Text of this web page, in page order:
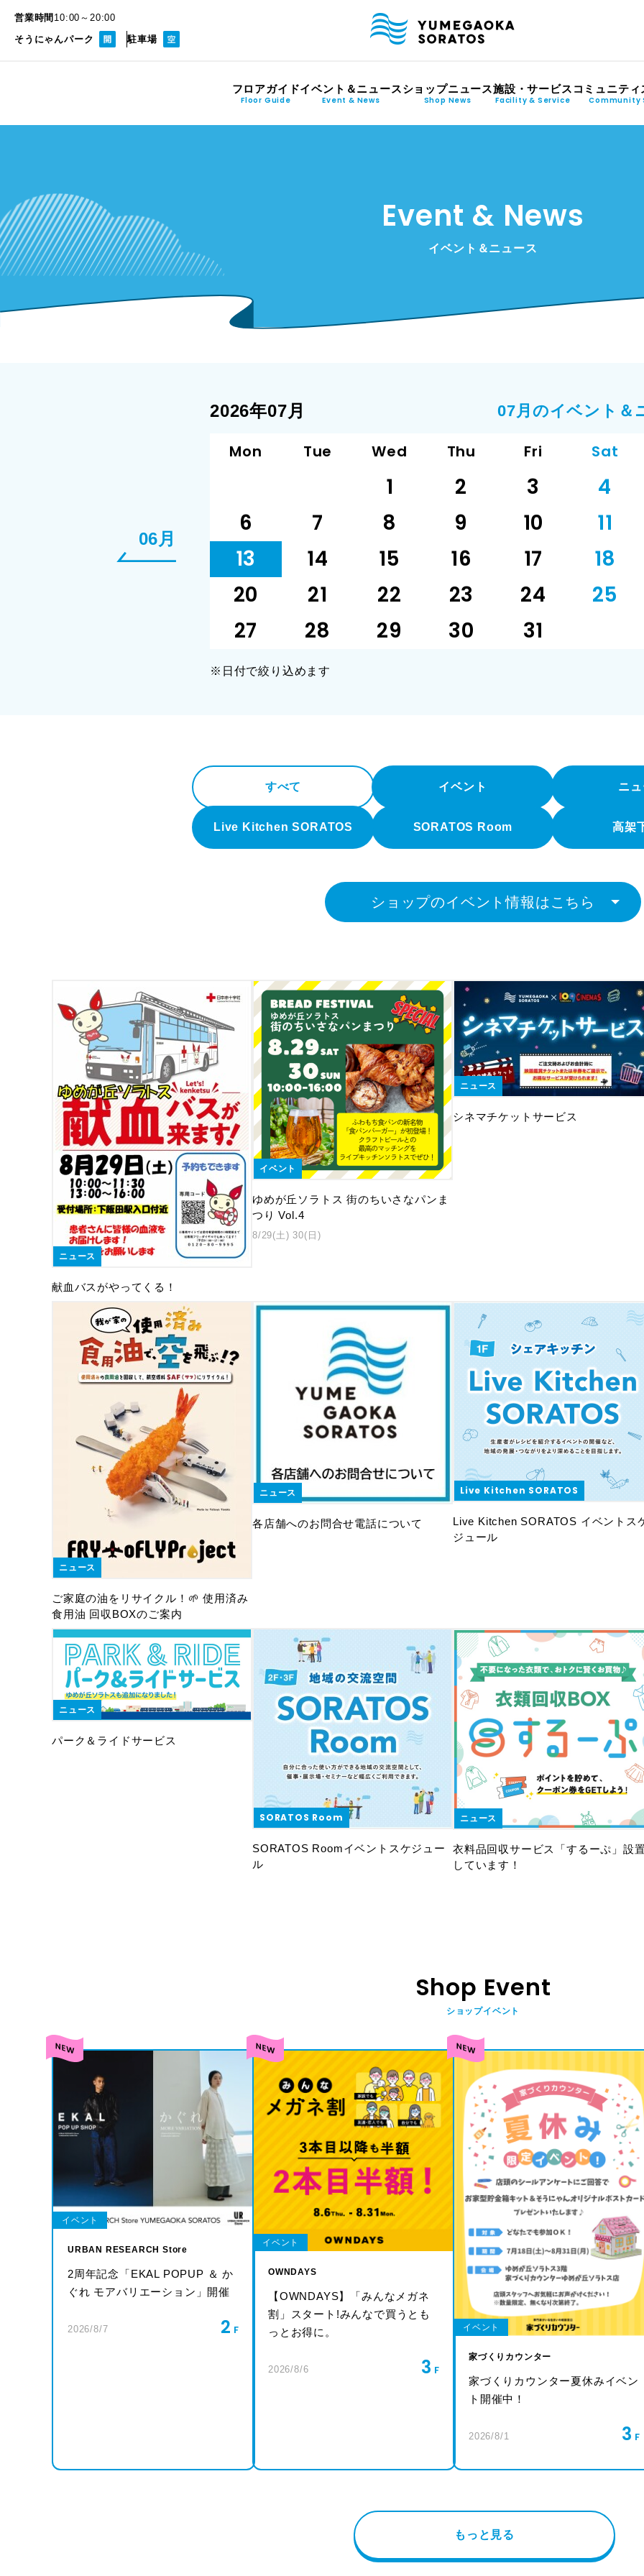
営業時間 10:00～20:00
そうにゃんパーク
駐車場
フロアガイド
Floor Guide
イベント＆ニュース
Event & News
ショップニュース
Shop News
施設・サービス
Facility & Service
コミュニテ
Community
Event & News
イベント＆ニュース
06月
2026年07月 07月のイベント＆
Mon Tue Wed Thu Fri Sat
1 2 3
4
6
7 8 9 10
11
13
14 15 16 17
18
20
21 22 23 24
25
27
28 29 30 31
※日付で絞り込めます
すべて イベント ニ
Live Kitchen SORATOS SORATOS Room 高架
ショップのイベント情報はこちら
ニュース
献血バスがやってくる！
イベント
ゆめが丘ソラトス 街のちいさなパンま
つり Vol.4
8/29(土) 30(日)
ニュース
シネマチケットサービス
ニュース
ご家庭の油をリサイクル！🌱 使用済み
食用油 回収BOXのご案内
ニュース
各店舗へのお問合せ電話について
Live Kitchen SORATOS
Live Kitchen SORATOS イベントス
ジュール
ニュース
パーク＆ライドサービス
SORATOS Room
SORATOS Roomイベントスケジュー
ル
ニュース
衣料品回収サービス「するーぷ」設
しています！
Shop Event
ショップイベント
イベント
URBAN RESEARCH Store
2周年記念「EKAL POPUP ＆ か
ぐれ モアバリエーション」開催
2026/8/7 2
イベント
OWNDAYS
【OWNDAYS】「みんなメガネ
割」スタート!みんなで買うとも
っとお得に。
2026/8/6 3
イベント
家づくりカウンター
家づくりカウンター夏休みイベン
ト開催中！
2026/8/1 3
もっと見る